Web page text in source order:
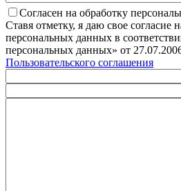
Согласен на обработку
Ставя отметку, я даю свое согласие
персональных данных в
персональных данных» от
Пользовательского соглашения